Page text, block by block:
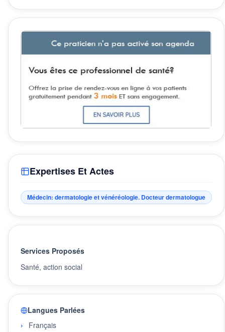
Expertises Et Actes
Médecin: dermatologie et vénéréologie. Docteur dermatologue
Services Proposés
Santé, action social
Langues Parlées
Français